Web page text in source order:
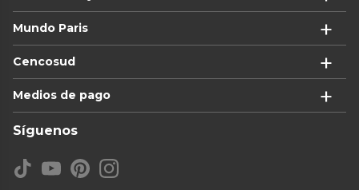
Mundo Paris
Cencosud
Medios de pago
Síguenos